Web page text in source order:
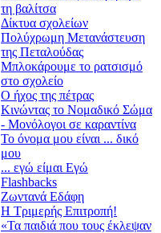
τη βαλίτσα
Δίκτυα σχολείων
Πολύχρωμη Μετανάστευση
της Πεταλούδας
Μπλοκάρουμε το ρατσισμό
στο σχολείο
Ο ήχος της πέτρας
Κινώντας το Νομαδικό Σώμα
- Μονόλογοι σε καραντίνα
Το όνομα μου είναι ... δικό
μου
... εγώ είμαι Εγώ
Flashbacks
Ζωντανά Εδάφη
Η Τριμερής Επιτροπή!
«Τα παιδιά που τους έκλεψαν